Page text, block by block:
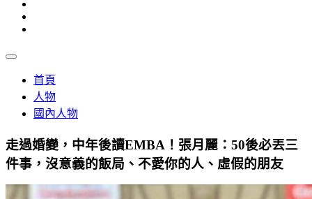
首頁
人物
國內人物
走過婚變，中年後讀EMBA！張月麗：50後必丟三
件事，沒意義的飯局、不愛你的人、虛假的朋友